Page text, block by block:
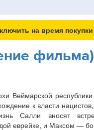
на время
фильма)
Веймарской
к власти
Салли вносят
еврейке, и Максом —